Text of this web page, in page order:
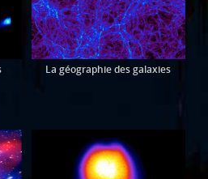
La géographie des galaxies